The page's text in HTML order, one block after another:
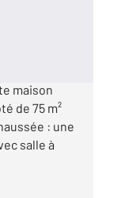
maison
de 75 m²
: une
salle à